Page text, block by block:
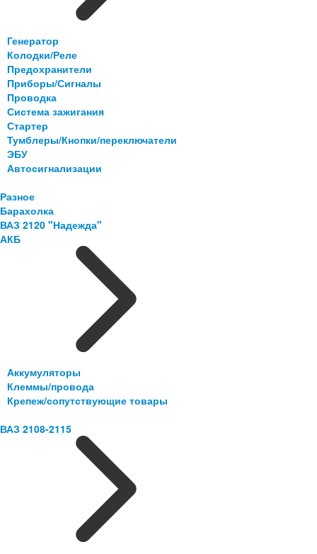
Генератор
Колодки/Реле
Предохранители
Приборы/Сигналы
Проводка
Система зажигания
Стартер
Тумблеры/Кнопки/переключатели
ЭБУ
Автосигнализации
Разное
Барахолка
ВАЗ 2120 "Надежда"
АКБ
Аккумуляторы
Клеммы/провода
Крепеж/сопутствующие товары
ВАЗ 2108-2115